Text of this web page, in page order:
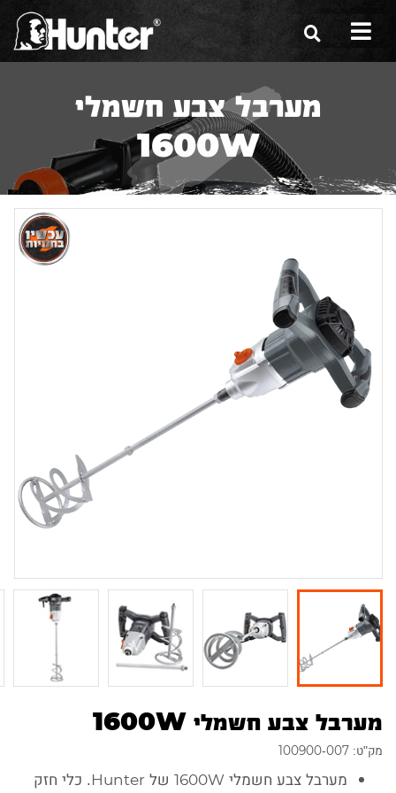
משווקים
שירות ואחריות
צור קשר
מערבל צבע חשמלי
1600W
מערבל צבע חשמלי 1600W
מק"ט: 100900-007
מערבל צבע חשמלי 1600W של Hunter. כלי חזק